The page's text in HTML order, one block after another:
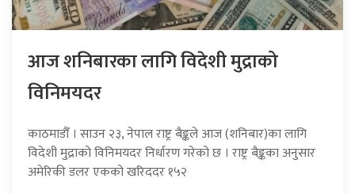
आज शनिबारका लागि विदेशी मुद्राको
विनिमयदर
काठमाडौँ । साउन २३, नेपाल राष्ट्र बैङ्कले आज (शनिबार)का लागि
विदेशी मुद्राको विनिमयदर निर्धारण गरेको छ । राष्ट्र बैङ्कका अनुसार
अमेरिकी डलर एकको खरिददर १५२